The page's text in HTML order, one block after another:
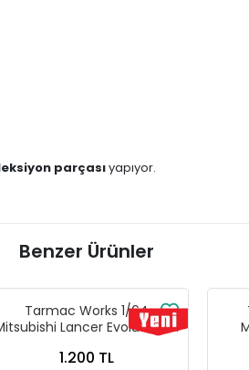
parçasıyapıyor.
Benzer Ürünler
Tarmac Works 1/64
Lancer Evolution IV
T64G-076-97MCR01
1.200 TL